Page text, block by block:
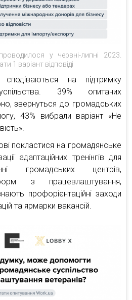
у червні-липні 2023.
1 варіант відповіді
на підтримку
39% опитаних
звернуться до громадських
43% вибрали варіант «Не
покластися на громадянське
адаптаційних тренінгів для
громадських центрів,
з працевлаштування,
профорієнтаційні заходи
та ярмарки вакансій.